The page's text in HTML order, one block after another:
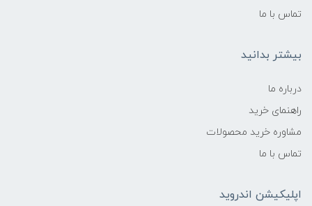
فاقد مواد شیمیایی مضر، بدون ایجاد
حساسیت یا خارش
سفید
تماس با ما
بیشتر بدانید
درباره ما
راهنمای خرید
مشاوره خرید محصولات
تماس با ما
اپلیکیشن اندروید